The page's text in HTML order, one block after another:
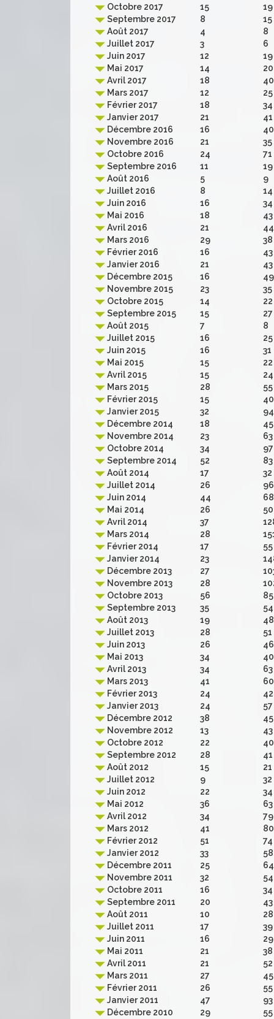
Octobre 2017
15
19
Septembre 2017
8
15
Août 2017
4
8
Juillet 2017
3
6
Juin 2017
12
19
Mai 2017
14
20
Avril 2017
18
40
Mars 2017
12
25
Février 2017
18
34
Janvier 2017
21
41
Décembre 2016
16
40
Novembre 2016
21
35
Octobre 2016
24
71
Septembre 2016
11
19
Août 2016
5
9
Juillet 2016
8
14
Juin 2016
16
34
Mai 2016
18
43
Avril 2016
21
44
Mars 2016
29
38
Février 2016
16
43
Janvier 2016
21
43
Décembre 2015
16
49
Novembre 2015
23
35
Octobre 2015
14
22
Septembre 2015
15
27
Août 2015
7
8
Juillet 2015
16
25
Juin 2015
16
31
Mai 2015
15
22
Avril 2015
15
24
Mars 2015
28
55
Février 2015
15
40
Janvier 2015
32
94
Décembre 2014
18
45
Novembre 2014
23
63
Octobre 2014
34
97
Septembre 2014
52
83
Août 2014
17
32
Juillet 2014
26
96
Juin 2014
44
68
Mai 2014
26
50
Avril 2014
37
Mars 2014
28
Février 2014
17
55
Janvier 2014
23
Décembre 2013
27
Novembre 2013
28
Octobre 2013
56
85
Septembre 2013
35
54
Août 2013
19
48
Juillet 2013
28
51
Juin 2013
26
46
Mai 2013
34
40
Avril 2013
34
63
Mars 2013
41
60
Février 2013
24
42
Janvier 2013
24
57
Décembre 2012
38
45
Novembre 2012
13
43
Octobre 2012
22
40
Septembre 2012
28
41
Août 2012
15
21
Juillet 2012
9
32
Juin 2012
22
34
Mai 2012
36
63
Avril 2012
34
79
Mars 2012
41
80
Février 2012
51
74
Janvier 2012
33
58
Décembre 2011
25
64
Novembre 2011
32
54
Octobre 2011
16
34
Septembre 2011
20
43
Août 2011
10
28
Juillet 2011
17
39
Juin 2011
16
29
Mai 2011
21
38
Avril 2011
21
52
Mars 2011
27
45
Février 2011
26
55
Janvier 2011
47
93
Décembre 2010
29
55